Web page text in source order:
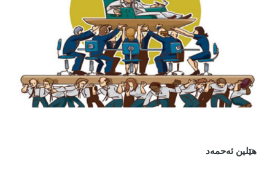
هێلین ئەحمەد